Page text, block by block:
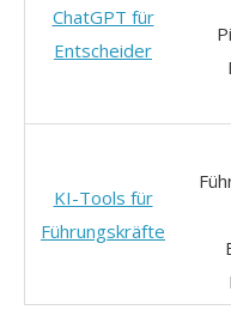
ChatGPT für
Entscheider
KI-Tools für
Führungskräfte